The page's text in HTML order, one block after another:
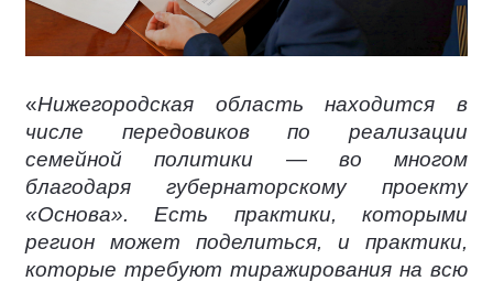
«Нижегородская область находится в
числе передовиков по реализации
семейной политики — во многом
благодаря губернаторскому проекту
«Основа». Есть практики, которыми
регион может поделиться, и практики,
которые требуют тиражирования на всю